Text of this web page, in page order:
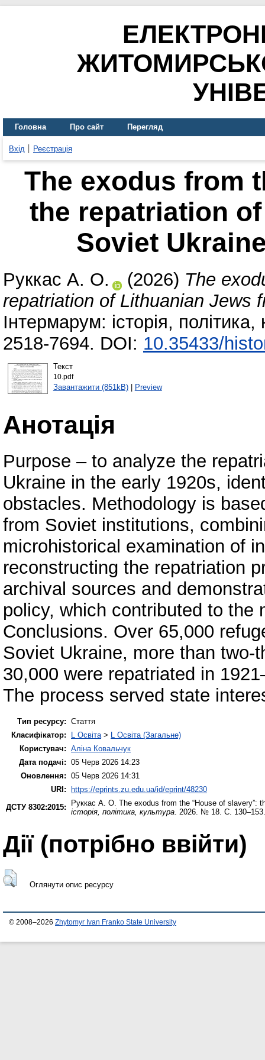
Головна Про сайт Перегляд
Вхід Реєстрація
The exodus from
the repatriation
Soviet
Руккас А. О. (2026) The
repatriation of Lithuanian Jews
Інтермарум: історія,
2518-7694. DOI: 10.35433/
Текст
10.pdf
Завантажити (851kB)| Preview
Анотація
Purpose – to analyze the
Ukraine in the early 1920s,
obstacles. Methodology is
from Soviet institutions,
microhistorical examination of
reconstructing the repatriation
archival sources and
policy, which contributed to the
Conclusions. Over 65,000
Soviet Ukraine, more than
30,000 were repatriated in
The process served state
Тип ресурсу: Стаття
Класифікатор:
L Освіта > L Освіта (Загальне)
Користувач: Аліна Ковальчук
Дата подачі: 05 Черв 2026 14:23
Оновлення: 05 Черв 2026 14:31
URI: https://eprints.zu.edu.ua/id/eprint/48230
ДСТУ 8302:2015:
Руккас А. О. The exodus from the “House of slavery”:
історія, політика, культура . 2026. № 18. С.
Дії ​​(потрібно ввійти)
Оглянути опис ресурсу
© 2008–2026 Zhytomyr Ivan Franko State University